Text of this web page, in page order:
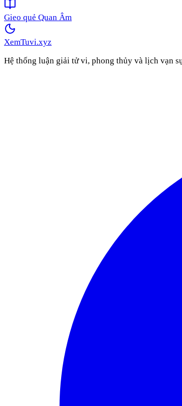
Gieo quẻ Quan Âm
XemTuvi.xyz
Hệ thống luận giải tử vi, phong thủy và lịch vạn